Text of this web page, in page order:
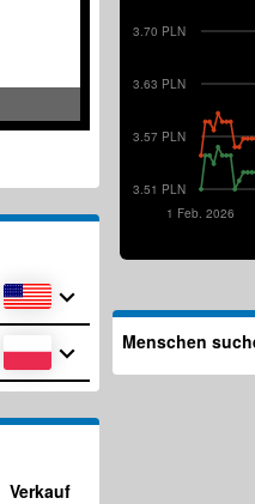
Verkauf
3.51 PLN
3.57 PLN
3.63 PLN
3.70 PLN
1 Feb. 2026
Menschen